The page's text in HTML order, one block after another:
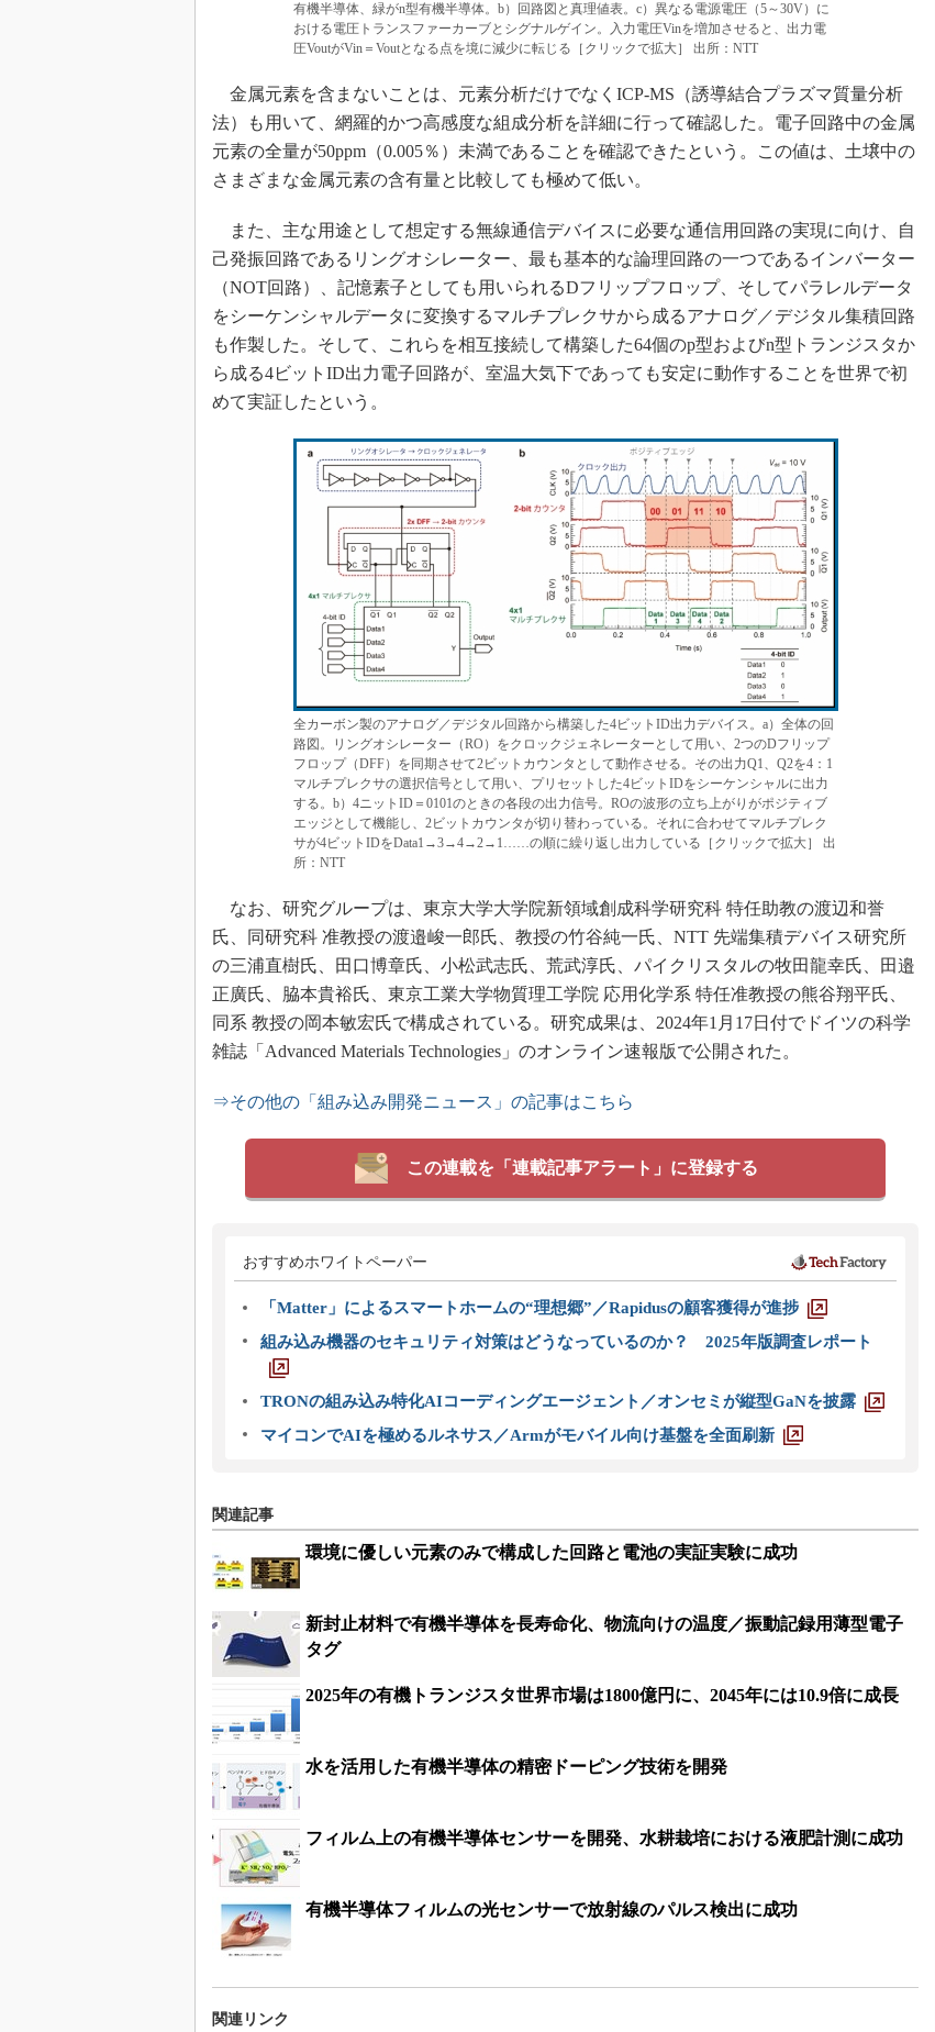
有機半導体、緑がn型有機半導体。b）回路図と真理値表。c）異なる電源電圧（5～30V）に
おける電圧トランスファーカーブとシグナルゲイン。入力電圧Vinを増加させると、出力電
圧VoutがVin＝Voutとなる点を境に減少に転じる［クリックで拡大］ 出所：NTT
金属元素を含まないことは、元素分析だけでなくICP-MS（誘導結合プラズマ質量分析
法）も用いて、網羅的かつ高感度な組成分析を詳細に行って確認した。電子回路中の金属
元素の全量が50ppm（0.005％）未満であることを確認できたという。この値は、土壌中の
さまざまな金属元素の含有量と比較しても極めて低い。
また、主な用途として想定する無線通信デバイスに必要な通信用回路の実現に向け、自
己発振回路であるリングオシレーター、最も基本的な論理回路の一つであるインバーター
（NOT回路）、記憶素子としても用いられるDフリップフロップ、そしてパラレルデータ
をシーケンシャルデータに変換するマルチプレクサから成るアナログ／デジタル集積回路
も作製した。そして、これらを相互接続して構築した64個のp型およびn型トランジスタか
ら成る4ビットID出力電子回路が、室温大気下であっても安定に動作することを世界で初
めて実証したという。
全カーボン製のアナログ／デジタル回路から構築した4ビットID出力デバイス。a）全体の回
路図。リングオシレーター（RO）をクロックジェネレーターとして用い、2つのDフリップ
フロップ（DFF）を同期させて2ビットカウンタとして動作させる。その出力Q1、Q2を4：1
マルチプレクサの選択信号として用い、プリセットした4ビットIDをシーケンシャルに出力
する。b）4ニットID＝0101のときの各段の出力信号。ROの波形の立ち上がりがポジティブ
エッジとして機能し、2ビットカウンタが切り替わっている。それに合わせてマルチプレク
サが4ビットIDをData1→3→4→2→1……の順に繰り返し出力している［クリックで拡大］ 出
所：NTT
なお、研究グループは、東京大学大学院新領域創成科学研究科 特任助教の渡辺和誉
氏、同研究科 准教授の渡邉峻一郎氏、教授の竹谷純一氏、NTT 先端集積デバイス研究所
の三浦直樹氏、田口博章氏、小松武志氏、荒武淳氏、パイクリスタルの牧田龍幸氏、田邉
正廣氏、脇本貴裕氏、東京工業大学物質理工学院 応用化学系 特任准教授の熊谷翔平氏、
同系 教授の岡本敏宏氏で構成されている。研究成果は、2024年1月17日付でドイツの科学
雑誌「Advanced Materials Technologies」のオンライン速報版で公開された。
⇒その他の「組み込み開発ニュース」の記事はこちら
この連載を「連載記事アラート」に登録する
おすすめホワイトペーパー
「Matter」によるスマートホームの“理想郷”／Rapidusの顧客獲得が進捗
組み込み機器のセキュリティ対策はどうなっているのか？ 2025年版調査レポート
TRONの組み込み特化AIコーディングエージェント／オンセミが縦型GaNを披露
マイコンでAIを極めるルネサス／Armがモバイル向け基盤を全面刷新
関連記事
環境に優しい元素のみで構成した回路と電池の実証実験に成功
新封止材料で有機半導体を長寿命化、物流向けの温度／振動記録用薄型電子
タグ
2025年の有機トランジスタ世界市場は1800億円に、2045年には10.9倍に成長
水を活用した有機半導体の精密ドーピング技術を開発
フィルム上の有機半導体センサーを開発、水耕栽培における液肥計測に成功
有機半導体フィルムの光センサーで放射線のパルス検出に成功
関連リンク